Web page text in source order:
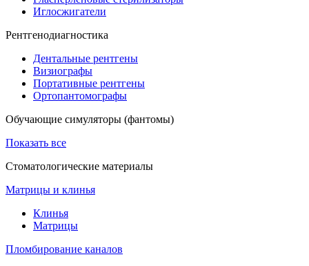
Иглосжигатели
Рентгенодиагностика
Дентальные рентгены
Визиографы
Портативные рентгены
Ортопантомографы
Обучающие симуляторы (фантомы)
Показать все
Стоматологические материалы
Матрицы и клинья
Клинья
Матрицы
Пломбирование каналов